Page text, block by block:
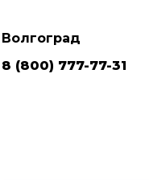
Волгоград
8 (800) 777-77-31